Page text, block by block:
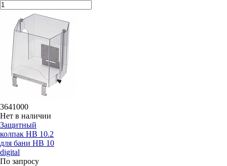
3641000
Нет в наличии
Защитный
колпак HB 10.2
для бани HB 10
digital
По запросу